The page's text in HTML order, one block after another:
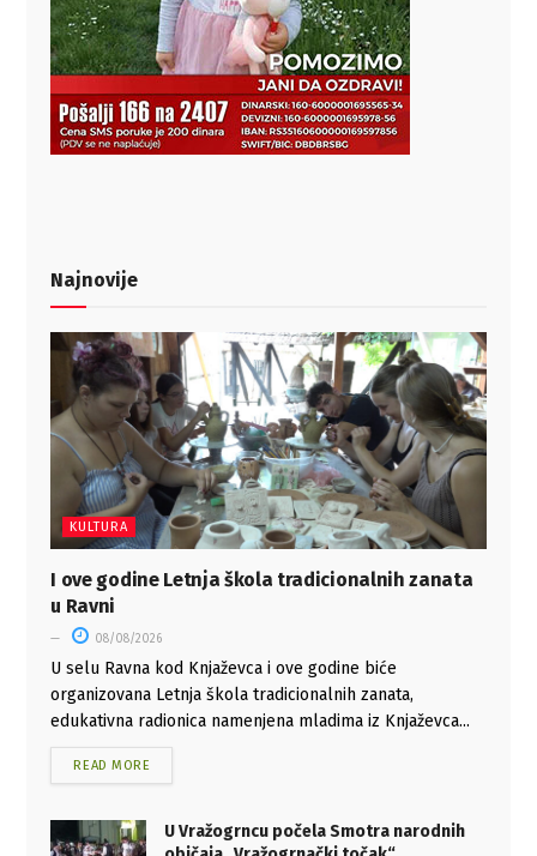
Najnovije
KULTURA
I ove godine Letnja škola tradicionalnih zanata
u Ravni
08/08/2026
U selu Ravna kod Knjaževca i ove godine biće
organizovana Letnja škola tradicionalnih zanata,
edukativna radionica namenjena mladima iz Knjaževca...
READ MORE
U Vražogrncu počela Smotra narodnih